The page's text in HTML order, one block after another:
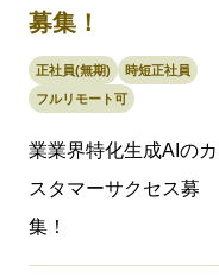
募集！
正社員(無期)
時短正社員
フルリモート可
業業界特化生成AIのカ
スタマーサクセス募
集！